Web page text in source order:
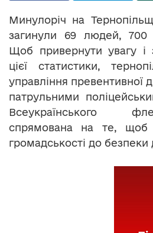
Минулоріч на
загинули 69 людей, 700
Щоб привернути увагу і
цієї статистики,
управління превентивної
патрульними
Всеукраїнського
спрямована на те, щоб
громадськості до